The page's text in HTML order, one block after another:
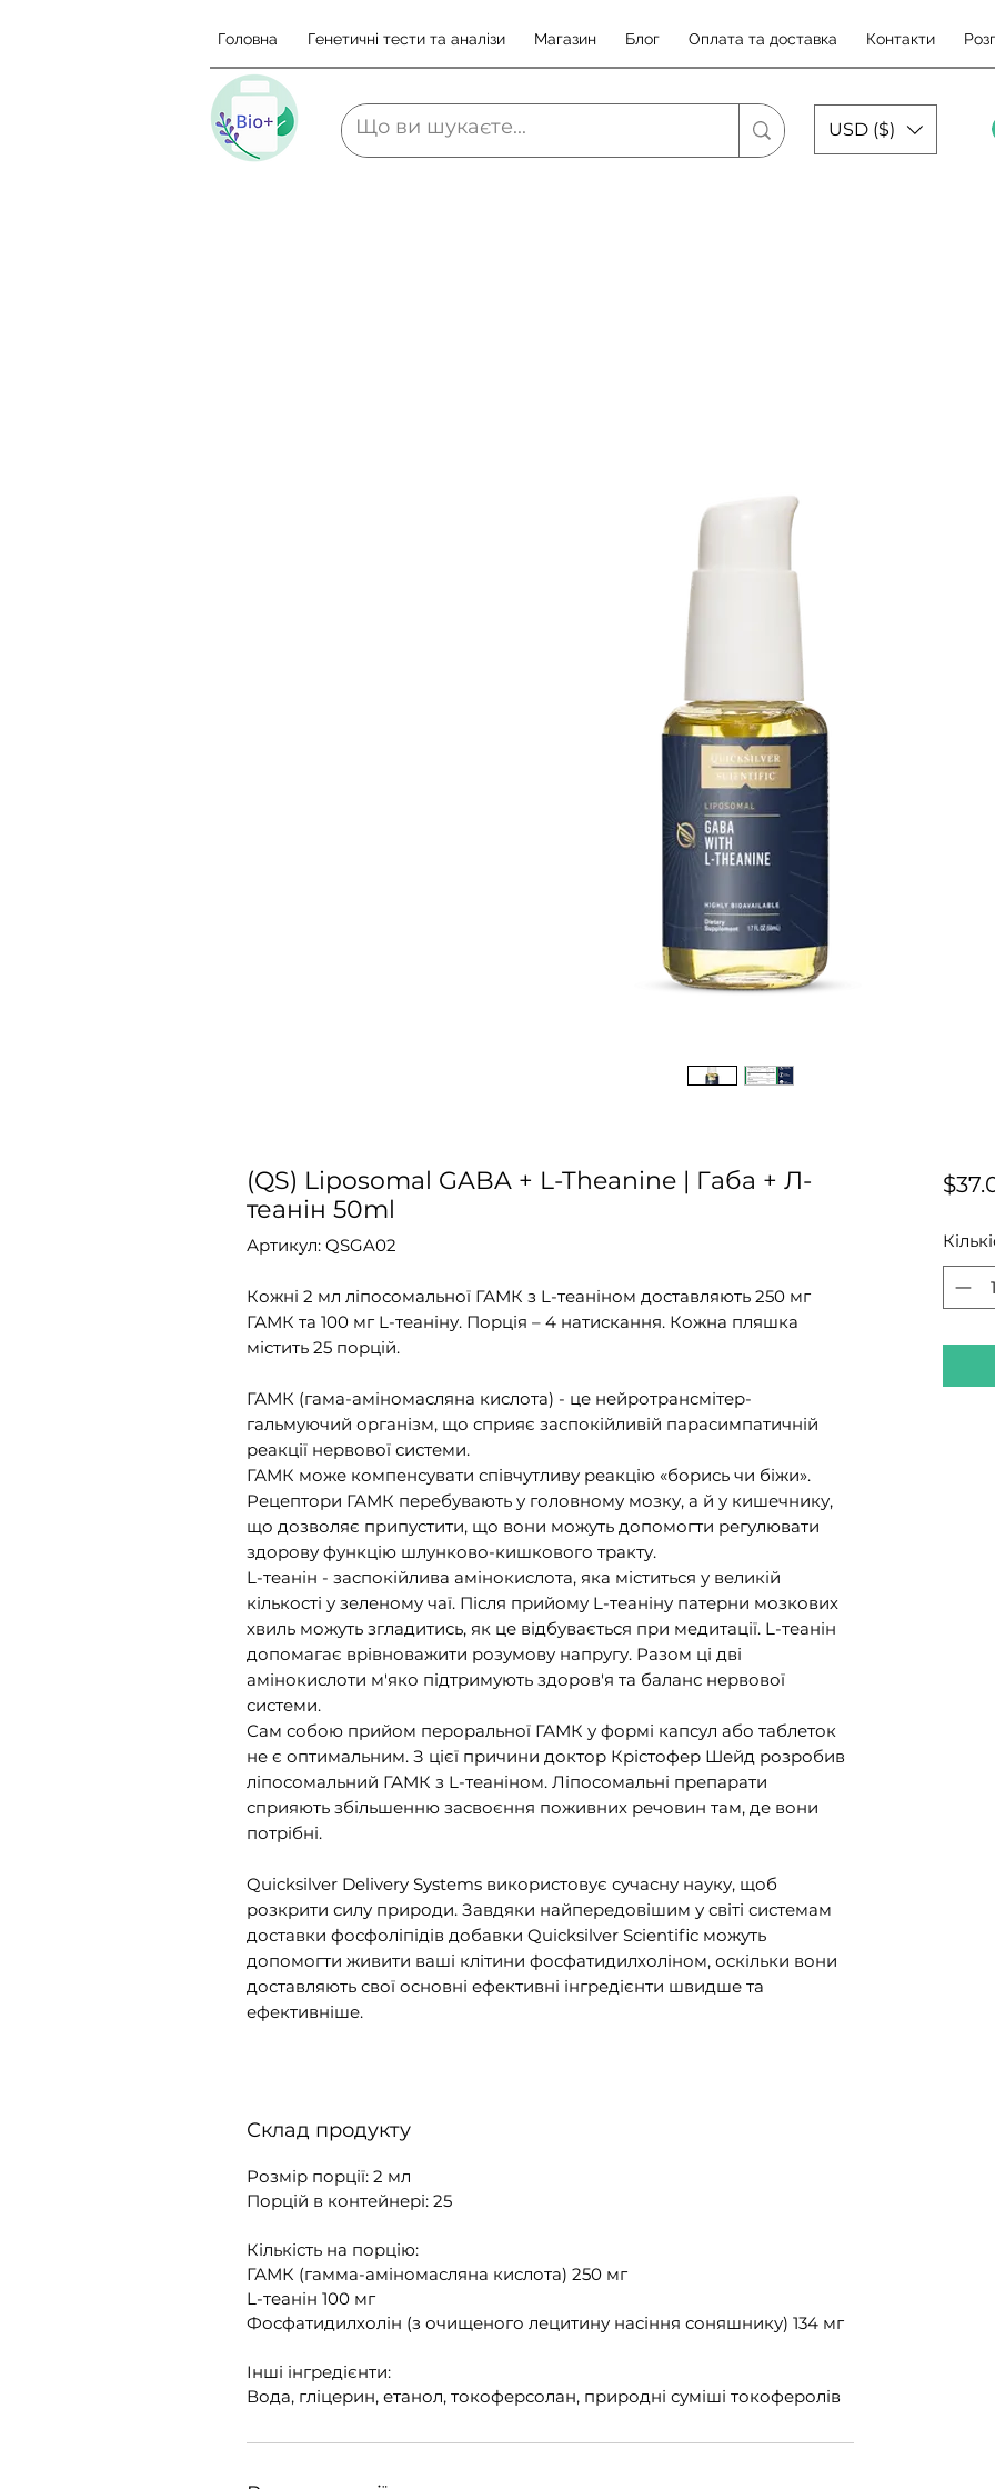
USD ($)
Головна Генетичні тести та аналізи Магазин Блог Оплата та доставка Контакти
(QS) Liposomal GABA + L-Theanine | Габа + Л-
теанін 50ml
Артикул: QSGA02
Кожні 2 мл ліпосомальної ГАМК з L-теаніном доставляють 250 мг
ГАМК та 100 мг L-теаніну. Порція – 4 натискання. Кожна пляшка
містить 25 порцій.
ГАМК (гама-аміномасляна кислота) - це нейротрансмітер-
гальмуючий організм, що сприяє заспокійливій парасимпатичній
реакції нервової системи.
ГАМК може компенсувати співчутливу реакцію «борись чи біжи».
Рецептори ГАМК перебувають у головному мозку, а й у кишечнику,
що дозволяє припустити, що вони можуть допомогти регулювати
здорову функцію шлунково-кишкового тракту.
L-теанін - заспокійлива амінокислота, яка міститься у великій
кількості у зеленому чаї. Після прийому L-теаніну патерни мозкових
хвиль можуть згладитись, як це відбувається при медитації. L-теанін
допомагає врівноважити розумову напругу. Разом ці дві
амінокислоти м'яко підтримують здоров'я та баланс нервової
системи.
Сам собою прийом пероральної ГАМК у формі капсул або таблеток
не є оптимальним. З цієї причини доктор Крістофер Шейд розробив
ліпосомальний ГАМК з L-теаніном. Ліпосомальні препарати
сприяють збільшенню засвоєння поживних речовин там, де вони
потрібні.
Quicksilver Delivery Systems використовує сучасну науку, щоб
розкрити силу природи. Завдяки найпередовішим у світі системам
доставки фосфоліпідів добавки Quicksilver Scientific можуть
допомогти живити ваші клітини фосфатидилхоліном, оскільки вони
доставляють свої основні ефективні інгредієнти швидше та
ефективніше.
Склад продукту
Розмір порції: 2 мл
Порцій в контейнері: 25
Кількість на порцію:
ГАМК (гамма-аміномасляна кислота) 250 мг
L-теанін 100 мг
Фосфатидилхолін (з очищеного лецитину насіння соняшнику) 134 мг
Інші інгредієнти:
Вода, гліцерин, етанол, токоферсолан, природні суміші токоферолів